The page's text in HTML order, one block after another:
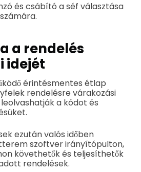
és csábító a séf választása
a rendelés
idejét
érintésmentes étlap
rendelésre várakozási
a kódot és
ezután valós időben
szoftver irányítópulton,
követhetők és teljesíthetők
rendelések.